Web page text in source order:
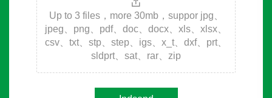
Up to 3 files，more 30mb，suppor jpg、
jpeg、png、pdf、doc、docx、xls、xlsx、
csv、txt、stp、step、igs、x_t、dxf、prt、
sldprt、sat、rar、zip